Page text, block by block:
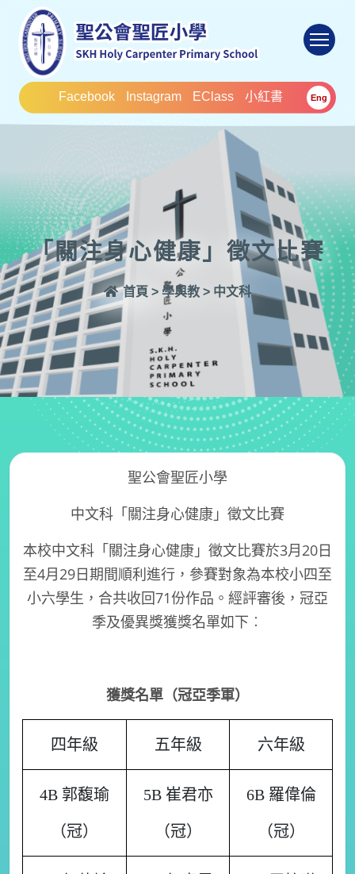
Facebook Instagram EClass 小紅書 Eng
「關注身心健康」徵文比賽
首頁 > 學與教 > 中文科
聖公會聖匠小學
中文科「關注身心健康」徵文比賽
本校中文科「關注身心健康」徵文比賽於3月20日
至4月29日期間順利進行，參賽對象為本校小四至
小六學生，合共收回71份作品。經評審後，冠亞
季及優異獎獲獎名單如下︰
獲獎名單（冠亞季軍）
四年級 五年級 六年級
4B 郭馥瑜
（冠）
5B 崔君亦
（冠）
6B 羅偉倫
（冠）